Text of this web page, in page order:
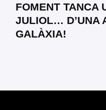
FOMENT TANCA
JULIOL… D’UNA
GALÀXIA!